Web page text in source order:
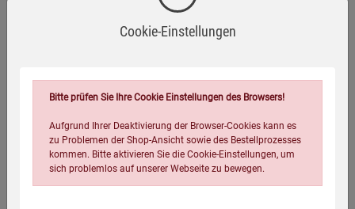
-23%
Flexibles Lichtbogenfeuerzeug
Cookie-Einstellungen
Bitte prüfen Sie Ihre Cookie Einstellungen des Browsers!
Aufgrund Ihrer Deaktivierung der Browser-Cookies kann es
zu Problemen der Shop-Ansicht sowie des Bestellprozesses
kommen. Bitte aktivieren Sie die Cookie-Einstellungen, um
sich problemlos auf unserer Webseite zu bewegen.